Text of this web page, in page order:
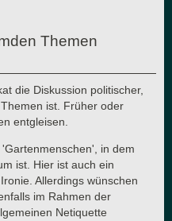
Themen
die Diskussion politischer,
ist. Früher oder
entgleisen.
in dem
ist. Hier ist auch ein
Allerdings wünschen
im Rahmen der
Netiquette